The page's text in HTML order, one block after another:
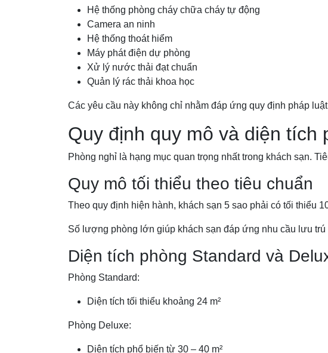
Hệ thống phòng cháy chữa cháy tự động
Camera an ninh
Hệ thống thoát hiểm
Máy phát điện dự phòng
Xử lý nước thải đạt chuẩn
Quản lý rác thải khoa học
Các yêu cầu này không chỉ nhằm đáp ứng quy định pháp
Quy định quy mô và diện tích
Phòng nghỉ là hạng mục quan trọng nhất trong khách sạn.
Quy mô tối thiểu theo tiêu chuẩn
Theo quy định hiện hành, khách sạn 5 sao phải có tối thiểu
Số lượng phòng lớn giúp khách sạn đáp ứng nhu cầu lưu
Diện tích phòng Standard và
Phòng Standard:
Diện tích tối thiểu khoảng 24 m²
Phòng Deluxe:
Diện tích phổ biến từ 30 – 40 m²